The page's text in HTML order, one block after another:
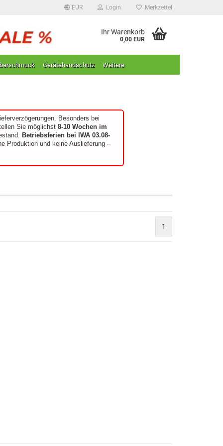
EUR Login Merkzettel
Ihr Warenkorb
0,00 EUR
Gerätehandschutz Weitere
Besonders bei
Sie möglichst 8-10 Wochen im
Betriebsferien bei IWA 03.08-
Produktion und keine Auslieferung –
1